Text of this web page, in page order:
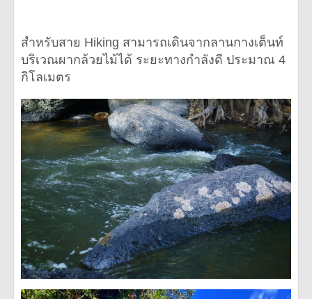
สำหรับสาย Hiking สามารถเดินจากลานกางเต็นท์
บริเวณผากล้วยไม้ได้ ระยะทางกำลังดี ประมาณ 4
กิโลเมตร